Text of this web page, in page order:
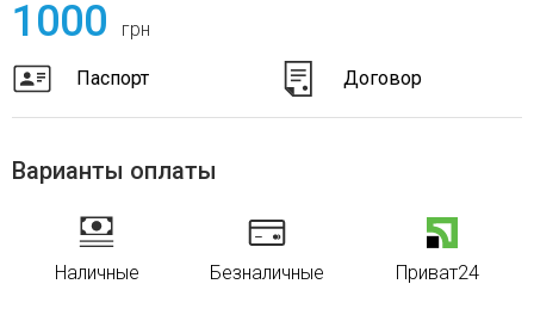
1000 грн
Паспорт Договор
Варианты оплаты
Наличные Безналичные Приват24